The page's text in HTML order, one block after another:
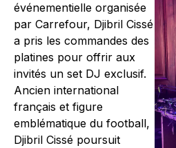
événementielle organisée
par Carrefour, Djibril Cissé
a pris les commandes des
platines pour offrir aux
invités un set DJ exclusif.
Ancien international
français et figure
emblématique du football,
Djibril Cissé poursuit